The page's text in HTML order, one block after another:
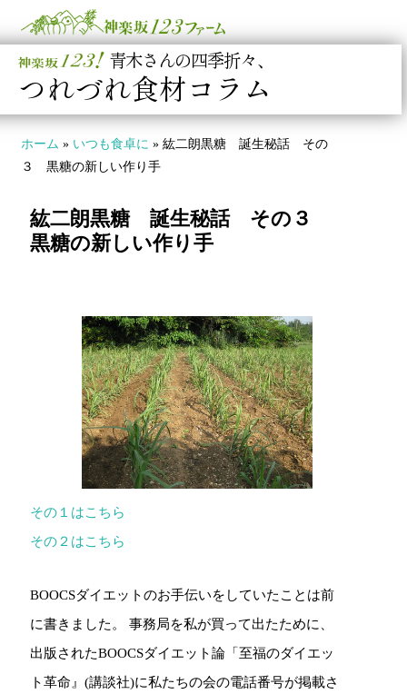
青木さんの四季折々、
つれづれ食材コラム
ホーム » いつも食卓に » 紘二朗黒糖 誕生秘話 その
３ 黒糖の新しい作り手​
紘二朗黒糖 誕生秘話 その３
黒糖の新しい作り手​
その１はこちら
その２はこちら
BOOCSダイエットのお手伝いをしていたことは前
に書きました。 事務局を私が買って出たために、
出版されたBOOCSダイエット論「至福のダイエッ
ト革命』(講談社)に私たちの会の電話番号が掲載さ